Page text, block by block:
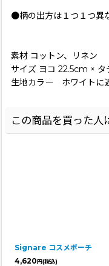
●柄の出方は１つ１つ異
素材 コットン、リネン
サイズ ヨコ 22.5cm ×
生地カラー ホワイトに
この商品を買った人
Signare コスメポーチ
4,620円(税込)